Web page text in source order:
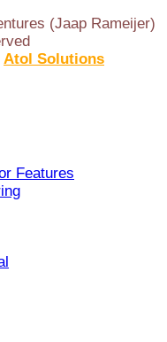
(Jaap Rameijer)
Atol Solutions
Features